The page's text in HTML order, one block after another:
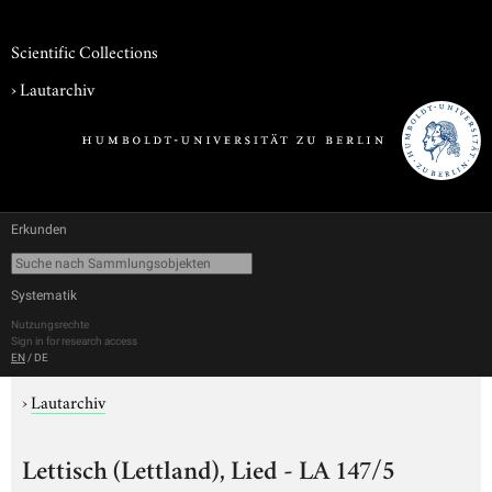
Scientific Collections
›Lautarchiv
Erkunden
Systematik
Nutzungsrechte
Sign in for research access
EN / DE
›Lautarchiv
Lettisch (Lettland), Lied - LA 147/5